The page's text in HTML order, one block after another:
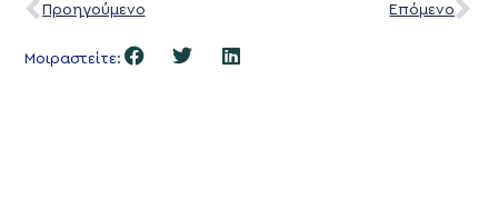
Προηγούμενο Επόμενο
Μοιραστείτε: